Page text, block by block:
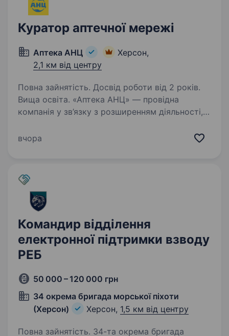
Куратор аптечної мережі
Аптека АНЦ
Херсон,
2,1 км від центру
Повна зайнятість. Досвід роботи від 2 років.
Вища освіта. «Аптека АНЦ» — провідна
компанія у зв’язку з розширенням діяльності,
ви маєте аналогічний досвід роботи
вчора
Командир відділення
електронної підтримки взводу
РЕБ
50 000 – 120 000 грн
34 окрема бригада морської піхоти
(Херсон)
Херсон, 1,5 км від центру
Повна зайнятість. 34-та окрема бригада